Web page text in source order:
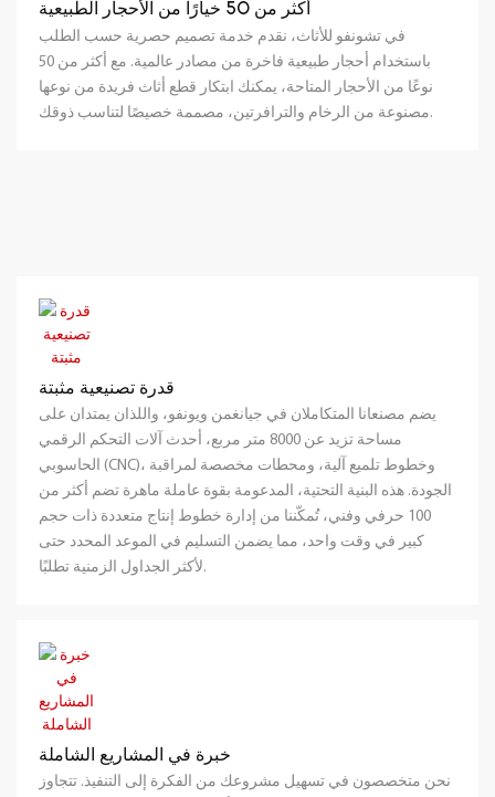
أكثر من 50 خيارًا من الأحجار الطبيعية
في تشونفو للأثاث، نقدم خدمة تصميم حصرية حسب الطلب
باستخدام أحجار طبيعية فاخرة من مصادر عالمية. مع أكثر من 50
نوعًا من الأحجار المتاحة، يمكنك ابتكار قطع أثاث فريدة من نوعها
مصنوعة من الرخام والترافرتين، مصممة خصيصًا لتناسب ذوقك.
قدرة تصنيعية مثبتة
يضم مصنعانا المتكاملان في جيانغمن ويونفو، واللذان يمتدان على
مساحة تزيد عن 8000 متر مربع، أحدث آلات التحكم الرقمي
الحاسوبي (CNC)، وخطوط تلميع آلية، ومحطات مخصصة لمراقبة
الجودة. هذه البنية التحتية، المدعومة بقوة عاملة ماهرة تضم أكثر من
100 حرفي وفني، تُمكّننا من إدارة خطوط إنتاج متعددة ذات حجم
كبير في وقت واحد، مما يضمن التسليم في الموعد المحدد حتى
لأكثر الجداول الزمنية تطلبًا.
خبرة في المشاريع الشاملة
نحن متخصصون في تسهيل مشروعك من الفكرة إلى التنفيذ. تتجاوز